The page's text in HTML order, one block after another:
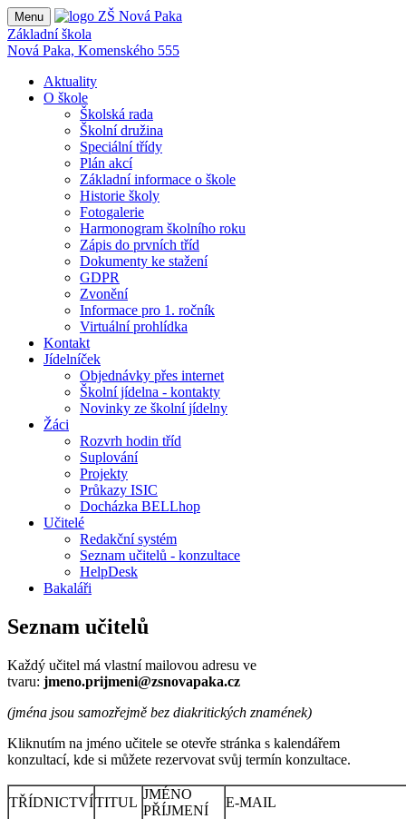
Menu
Základní škola
Nová Paka, Komenského 555
Aktuality
O škole
Školská rada
Školní družina
Speciální třídy
Plán akcí
Základní informace o škole
Historie školy
Fotogalerie
Harmonogram školního roku
Zápis do prvních tříd
Dokumenty ke stažení
GDPR
Zvonění
Informace pro 1. ročník
Virtuální prohlídka
Kontakt
Jídelníček
Objednávky přes internet
Školní jídelna - kontakty
Novinky ze školní jídelny
Žáci
Rozvrh hodin tříd
Suplování
Projekty
Průkazy ISIC
Docházka BELLhop
Učitelé
Redakční systém
Seznam učitelů - konzultace
HelpDesk
Bakaláři
Seznam učitelů
Každý učitel má vlastní mailovou adresu ve
tvaru: jmeno.prijmeni@zsnovapaka.cz
(jména jsou samozřejmě bez diakritických znamének)
Kliknutím na jméno učitele se otevře stránka s kalendářem
konzultací, kde si můžete rezervovat svůj termín konzultace.
TŘÍDNICTVÍTITUL
JMÉNO
PŘÍJMENÍ
E-MAIL